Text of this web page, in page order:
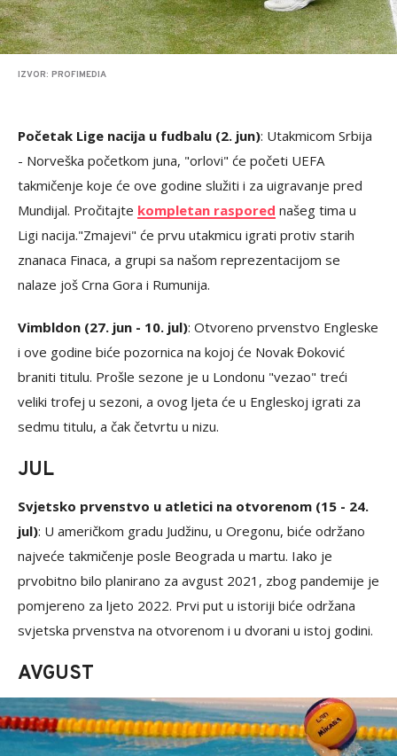
IZVOR: PROFIMEDIA
Početak Lige nacija u fudbalu (2. jun): Utakmicom Srbija
- Norveška početkom juna, "orlovi" će početi UEFA
takmičenje koje će ove godine služiti i za uigravanje pred
Mundijal. Pročitajte kompletan raspored našeg tima u
Ligi nacija."Zmajevi" će prvu utakmicu igrati protiv starih
znanaca Finaca, a grupi sa našom reprezentacijom se
nalaze još Crna Gora i Rumunija.
Vimbldon (27. jun - 10. jul): Otvoreno prvenstvo Engleske
i ove godine biće pozornica na kojoj će Novak Đoković
braniti titulu. Prošle sezone je u Londonu "vezao" treći
veliki trofej u sezoni, a ovog ljeta će u Engleskoj igrati za
sedmu titulu, a čak četvrtu u nizu.
JUL
Svjetsko prvenstvo u atletici na otvorenom (15 - 24.
jul): U američkom gradu Judžinu, u Oregonu, biće održano
najveće takmičenje posle Beograda u martu. Iako je
prvobitno bilo planirano za avgust 2021, zbog pandemije je
pomjereno za ljeto 2022. Prvi put u istoriji biće održana
svjetska prvenstva na otvorenom i u dvorani u istoj godini.
AVGUST